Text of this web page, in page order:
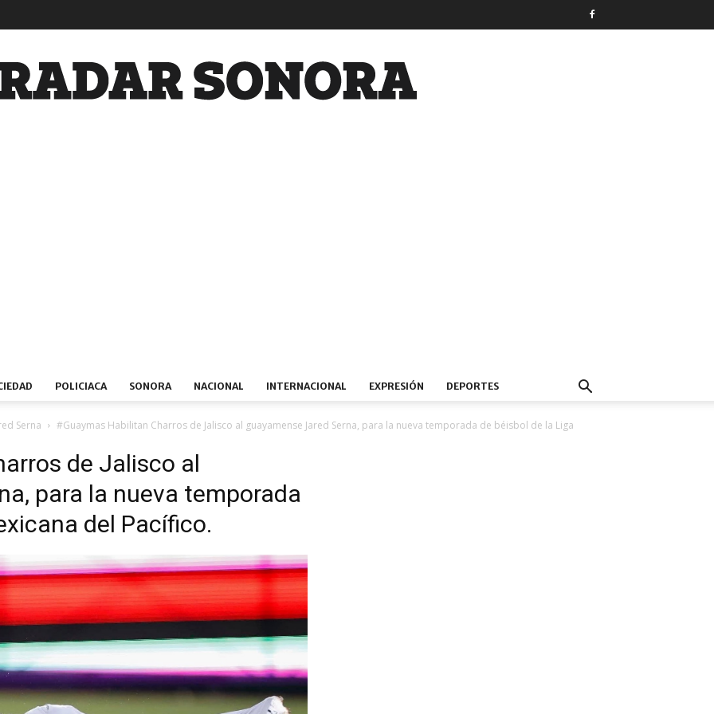
POLICIACA SONORA NACIONAL INTERNACIONAL EXPRESIÓN DEPORTES
Serna
#Guaymas Habilitan Charros de Jalisco al guayamense Jared Serna, para la nueva temporada de béisbol de la Liga
de Jalisco al
para la nueva temporada
del Pacífico.